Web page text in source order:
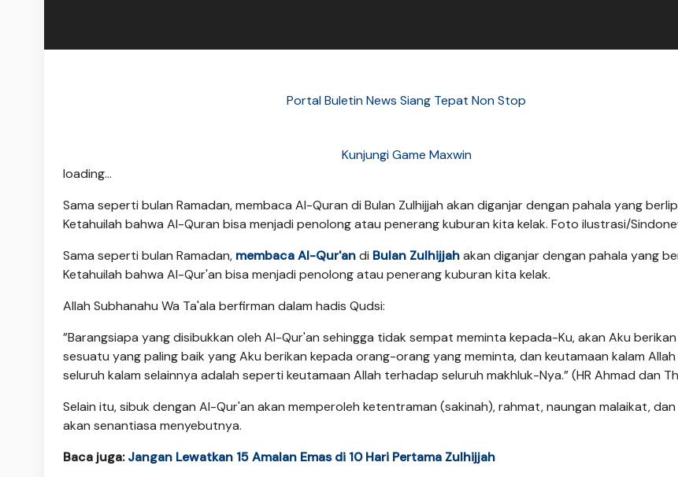
Portal Buletin News Siang Tepat Non Stop
Kunjungi Game Maxwin
loading...
Sama seperti bulan Ramadan, membaca Al-Quran di Bulan Zulhijjah akan diganjar dengan pahala yang
Ketahuilah bahwa Al-Quran bisa menjadi penolong atau penerang kuburan kita kelak. Foto ilustrasi/
Sama seperti bulan Ramadan, membaca Al-Qur'andi Bulan Zulhijjahakan diganjar dengan pahala yang
Ketahuilah bahwa Al-Qur'an bisa menjadi penolong atau penerang kuburan kita kelak.
Allah Subhanahu Wa Ta'ala berfirman dalam hadis Qudsi:
”Barangsiapa yang disibukkan oleh Al-Qur'an sehingga tidak sempat meminta kepada-Ku, akan Aku
sesuatu yang paling baik yang Aku berikan kepada orang-orang yang meminta, dan keutamaan kalam
seluruh kalam selainnya adalah seperti keutamaan Allah terhadap seluruh makhluk-Nya.” (HR Ahmad dan
Selain itu, sibuk dengan Al-Qur'an akan memperoleh ketentraman (sakinah), rahmat, naungan malaikat, dan
akan senantiasa menyebutnya.
Baca juga:Jangan Lewatkan 15 Amalan Emas di 10 Hari Pertama Zulhijjah